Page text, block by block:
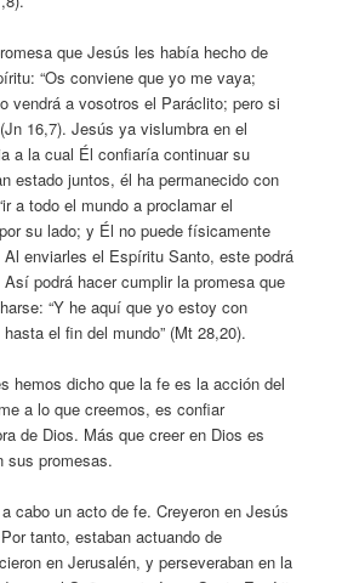
que Jesús les había hecho de
“Os conviene que yo me vaya;
vendrá a vosotros el Paráclito; pero si
16,7). Jesús ya vislumbra en el
a la cual Él confiaría continuar su
estado juntos, él ha permanecido con
a todo el mundo a proclamar el
su lado; y Él no puede físicamente
enviarles el Espíritu Santo, este podrá
podrá hacer cumplir la promesa que
“Y he aquí que yo estoy con
el fin del mundo” (Mt 28,20).
hemos dicho que la fe es la acción del
a lo que creemos, es confiar
de Dios. Más que creer en Dios es
sus promesas.
cabo un acto de fe. Creyeron en Jesús
tanto, estaban actuando de
en Jerusalén, y perseveraban en la